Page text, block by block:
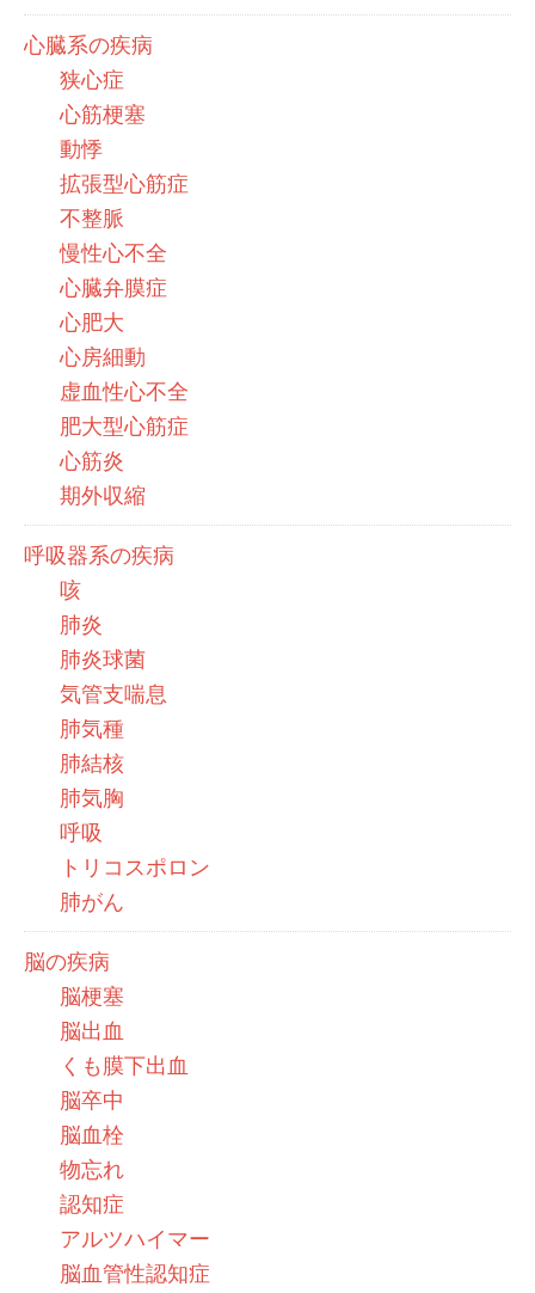
心臓系の疾病
狭心症
心筋梗塞
動悸
拡張型心筋症
不整脈
慢性心不全
心臓弁膜症
心肥大
心房細動
虚血性心不全
肥大型心筋症
心筋炎
期外収縮
呼吸器系の疾病
咳
肺炎
肺炎球菌
気管支喘息
肺気種
肺結核
肺気胸
呼吸
トリコスポロン
肺がん
脳の疾病
脳梗塞
脳出血
くも膜下出血
脳卒中
脳血栓
物忘れ
認知症
アルツハイマー
脳血管性認知症